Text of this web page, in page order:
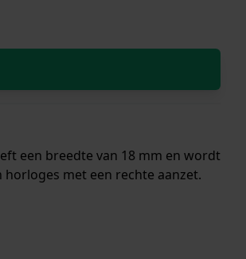
een breedte van 18 mm en wordt
met een rechte aanzet.